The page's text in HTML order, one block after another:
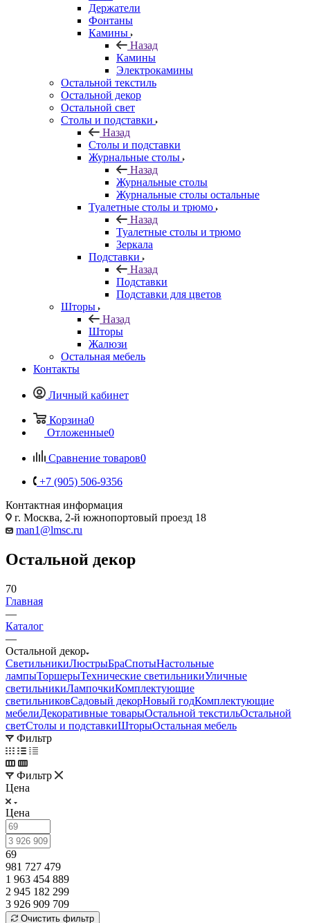
Держатели
Фонтаны
Камины
Назад
Камины
Электрокамины
Остальной текстиль
Остальной декор
Остальной свет
Столы и подставки
Назад
Столы и подставки
Журнальные столы
Назад
Журнальные столы
Журнальные столы остальные
Туалетные столы и трюмо
Назад
Туалетные столы и трюмо
Зеркала
Подставки
Назад
Подставки
Подставки для цветов
Шторы
Назад
Шторы
Жалюзи
Остальная мебель
Контакты
Личный кабинет
Корзина0
Отложенные0
Сравнение товаров0
+7 (905) 506-9356
Контактная информация
г. Москва, 2-й южнопортовый проезд 18
man1@lmsc.ru
Остальной декор
70
Главная
—
Каталог
—
Остальной декор
СветильникиЛюстрыБраСпотыНастольные
лампыТоршерыТехнические светильникиУличные
светильникиЛампочкиКомплектующие
светильниковСадовый декорНовый годКомплектующие
мебелиДекоративные товарыОстальной текстильОстальной
светСтолы и подставкиШторыОстальная мебель
Фильтр
Фильтр
Цена
Цена
69
981 727 479
1 963 454 889
2 945 182 299
3 926 909 709
Очистить фильтр